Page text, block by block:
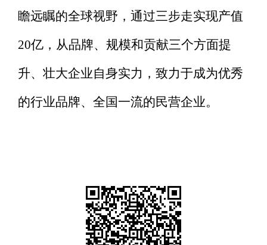
瞻远瞩的全球视野，通过三步走实现产值
20亿，从品牌、规模和贡献三个方面提
升、壮大企业自身实力，致力于成为优秀
的行业品牌、全国一流的民营企业。